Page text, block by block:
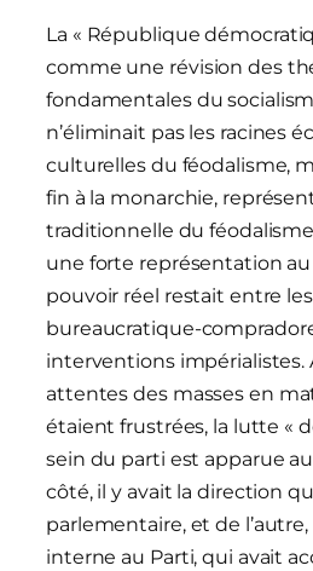
La « République
comme une révision des
fondamentales du
n’éliminait pas les racines
culturelles du féodalisme,
fin à la monarchie,
traditionnelle du
une forte représentation
pouvoir réel restait entre
bureaucratique-
interventions impérialistes.
attentes des masses en
étaient frustrées, la lutte «
sein du parti est apparue
côté, il y avait la direction
parlementaire, et de l’autre,
interne au Parti, qui avait